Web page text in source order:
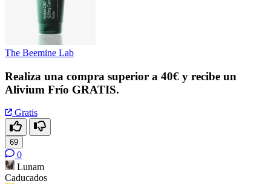
The Beemine Lab
Realiza una compra superior a 40€ y recibe un
Alivium Frío GRATIS.
Gratis
69
0
Lunam
Caducados